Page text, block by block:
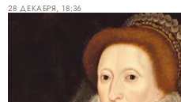
28 ДЕКАБРЯ, 18:36